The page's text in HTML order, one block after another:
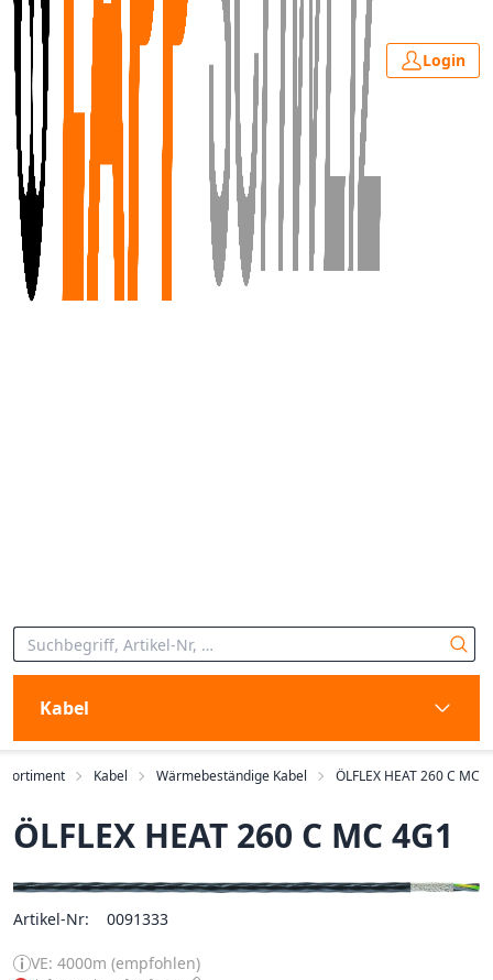
Login
Kabel
Sortiment Kabel Wärmebeständige Kabel ÖLFLEX HEAT 260 C MC
ÖLFLEX HEAT 260 C MC 4G1
Artikel-Nr: 0091333
VE: 4000m (empfohlen)